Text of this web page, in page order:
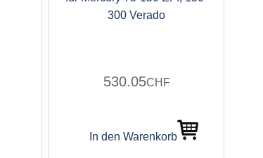
300 Verado
530.05CHF
In den Warenkorb